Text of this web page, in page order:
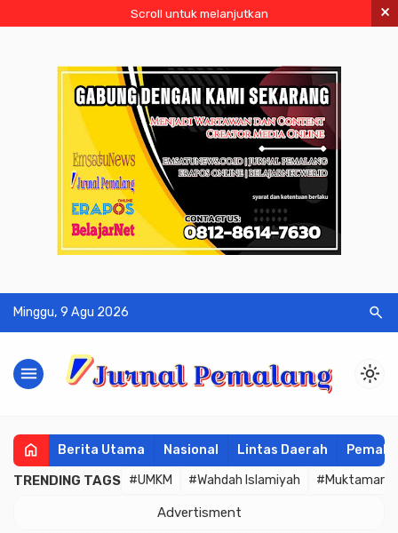
Scroll untuk melanjutkan ×
Minggu, 9 Agu 2026 search
menu light_mode
home Berita Utama Nasional Lintas Daerah
TRENDING TAGS #UMKM #Wahdah Islamiyah #Muktamar
Advertisment